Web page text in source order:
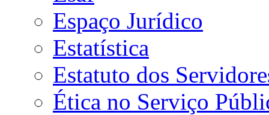
Espaço Jurídico
Estatística
Estatuto dos
Ética no Serviço